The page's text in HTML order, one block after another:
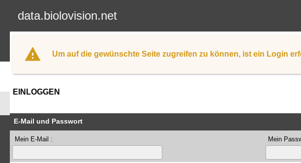
data.biolovision.net
Um auf die gewünschte Seite zugreifen zu können, ist ein Login
EINLOGGEN
E-Mail und Passwort
Mein E-Mail : Mein